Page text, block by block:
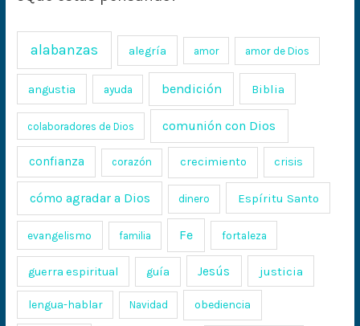
alabanzas alegría amor amor de Dios
angustia ayuda bendición Biblia
colaboradores de Dios comunión con Dios
confianza corazón crecimiento crisis
cómo agradar a Dios dinero Espíritu Santo
evangelismo familia Fe fortaleza
guerra espiritual guía Jesús justicia
lengua-hablar Navidad obediencia